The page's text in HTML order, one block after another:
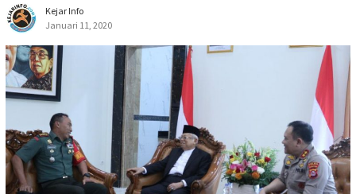
Kejar Info
Januari 11, 2020